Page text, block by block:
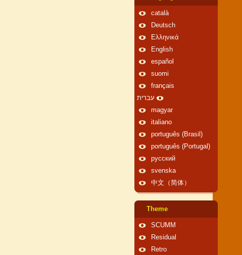
català
Deutsch
Ελληνικά
English
español
suomi
français
עברית
magyar
italiano
português (Brasil)
português (Portugal)
русский
svenska
中文（简体）
Theme
SCUMM
Residual
Retro